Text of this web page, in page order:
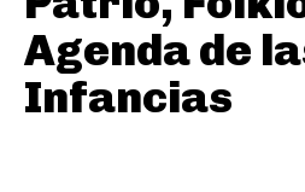
Agenda de
Infancias